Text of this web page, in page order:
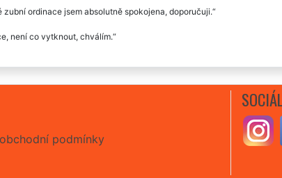
zubní ordinace jsem absolutně spokojena, doporučuji.
není co vytknout, chválím.
podmínky